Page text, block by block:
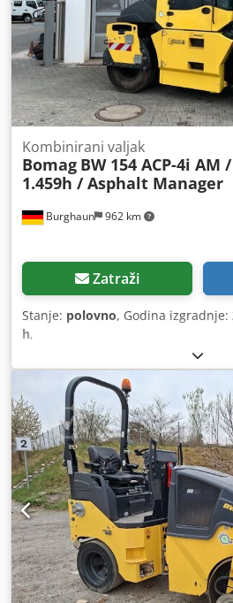
Burghaun 962 km
Kombinirani valjak
Bomag BW 154 ACP-4i AM
1.459h / Asphalt Manager
Zatraži
Stanje: polovno, Godina izgradnje:
h,